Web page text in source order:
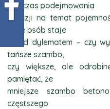
Podczas podejmowania
decyzji na temat
wiele osób staje
przed dylematem – czy
tańsze szambo,
czy większe, ale
pamiętać, że
mniejsze szambo
częstszego